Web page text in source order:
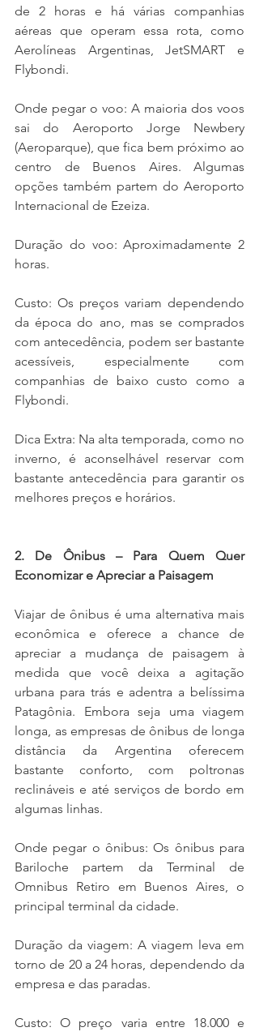
de 2 horas e há várias companhias
aéreas que operam essa rota, como
Aerolíneas Argentinas, JetSMART e
Flybondi.
Onde pegar o voo: A maioria dos voos
sai do Aeroporto Jorge Newbery
(Aeroparque), que fica bem próximo ao
centro de Buenos Aires. Algumas
opções também partem do Aeroporto
Internacional de Ezeiza.
Duração do voo: Aproximadamente 2
horas.
Custo: Os preços variam dependendo
da época do ano, mas se comprados
com antecedência, podem ser bastante
acessíveis, especialmente com
companhias de baixo custo como a
Flybondi.
Dica Extra: Na alta temporada, como no
inverno, é aconselhável reservar com
bastante antecedência para garantir os
melhores preços e horários.
2. De Ônibus – Para Quem Quer
Economizar e Apreciar a Paisagem
Viajar de ônibus é uma alternativa mais
econômica e oferece a chance de
apreciar a mudança de paisagem à
medida que você deixa a agitação
urbana para trás e adentra a belíssima
Patagônia. Embora seja uma viagem
longa, as empresas de ônibus de longa
distância da Argentina oferecem
bastante conforto, com poltronas
reclináveis e até serviços de bordo em
algumas linhas.
Onde pegar o ônibus: Os ônibus para
Bariloche partem da Terminal de
Omnibus Retiro em Buenos Aires, o
principal terminal da cidade.
Duração da viagem: A viagem leva em
torno de 20 a 24 horas, dependendo da
empresa e das paradas.
Custo: O preço varia entre 18.000 e